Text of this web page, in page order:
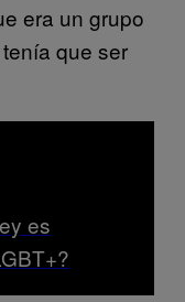
era un grupo
que ser
es